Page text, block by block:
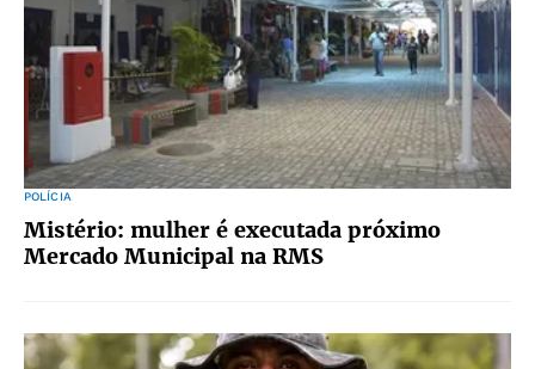
POLÍCIA
Mistério: mulher é executada próximo
Mercado Municipal na RMS